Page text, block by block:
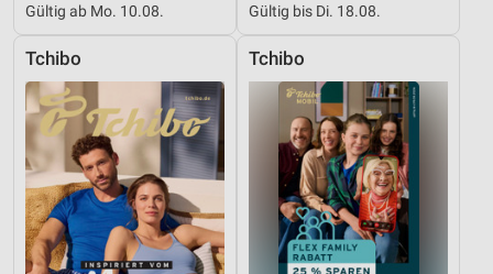
Gültig ab Mo. 10.08. Gültig bis Di. 18.08.
Tchibo Tchibo